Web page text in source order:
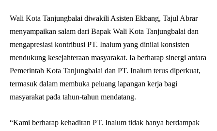
Wali Kota Tanjungbalai diwakili Asisten Ekbang, Tajul Abrar
menyampaikan salam dari Bapak Wali Kota Tanjungbalai dan
mengapresiasi kontribusi PT. Inalum yang dinilai konsisten
mendukung kesejahteraan masyarakat. Ia berharap sinergi antara
Pemerintah Kota Tanjungbalai dan PT. Inalum terus diperkuat,
termasuk dalam membuka peluang lapangan kerja bagi
masyarakat pada tahun-tahun mendatang.
“Kami berharap kehadiran PT. Inalum tidak hanya berdampak